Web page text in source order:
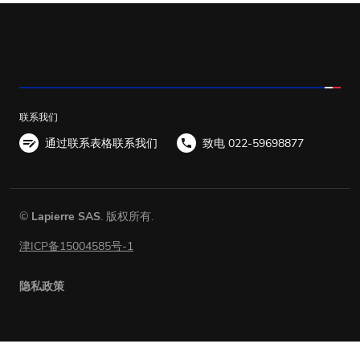
联系我们
通过联系表格联系我们 致电 022-59698877
© Lapierre SAS. 版权所有.
津ICP备15004585号-1
隐私政策